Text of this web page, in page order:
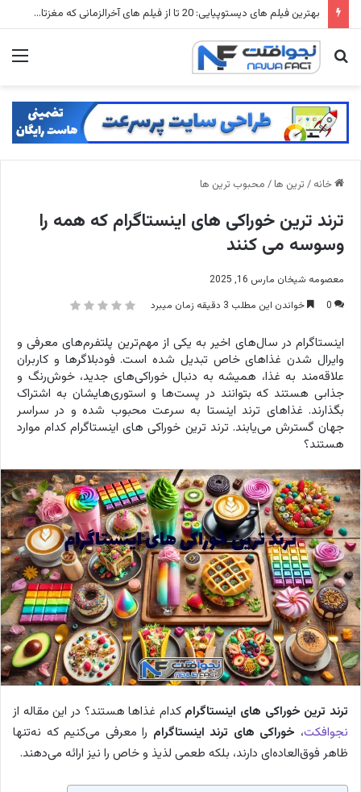
شهرهای متروکه جهان: ۱۵ شهر ارواح که زمانی میلیون ها نفر در آنها زندگی می کردند
جستجو
خانه / ترین ها / محبوب ترین ها
ترند ترین خوراکی های اینستاگرام که همه را
وسوسه می کنند
معصومه شیخان مارس 16, 2025
0
خواندن این مطلب 3 دقیقه زمان میبرد
اینستاگرام در سال‌های اخیر به یکی از مهم‌ترین پلتفرم‌های معرفی و
وایرال شدن غذاهای خاص تبدیل شده است. فودبلاگرها و کاربران
علاقه‌مند به غذا، همیشه به دنبال خوراکی‌های جدید، خوش‌رنگ و
جذابی هستند که بتوانند در پست‌ها و استوری‌هایشان به اشتراک
بگذارند. غذاهای ترند اینستا به سرعت محبوب شده و در سراسر
جهان گسترش می‌یابند. ترند ترین خوراکی های اینستاگرام کدام موارد
هستند؟
ترند ترین خوراکی های اینستاگرام کدام غذاها هستند؟ در این مقاله از
نجوافکت، خوراکی های ترند اینستاگرام را معرفی می‌کنیم که نه‌تنها
ظاهر فوق‌العاده‌ای دارند، بلکه طعمی لذیذ و خاص را نیز ارائه می‌دهند.